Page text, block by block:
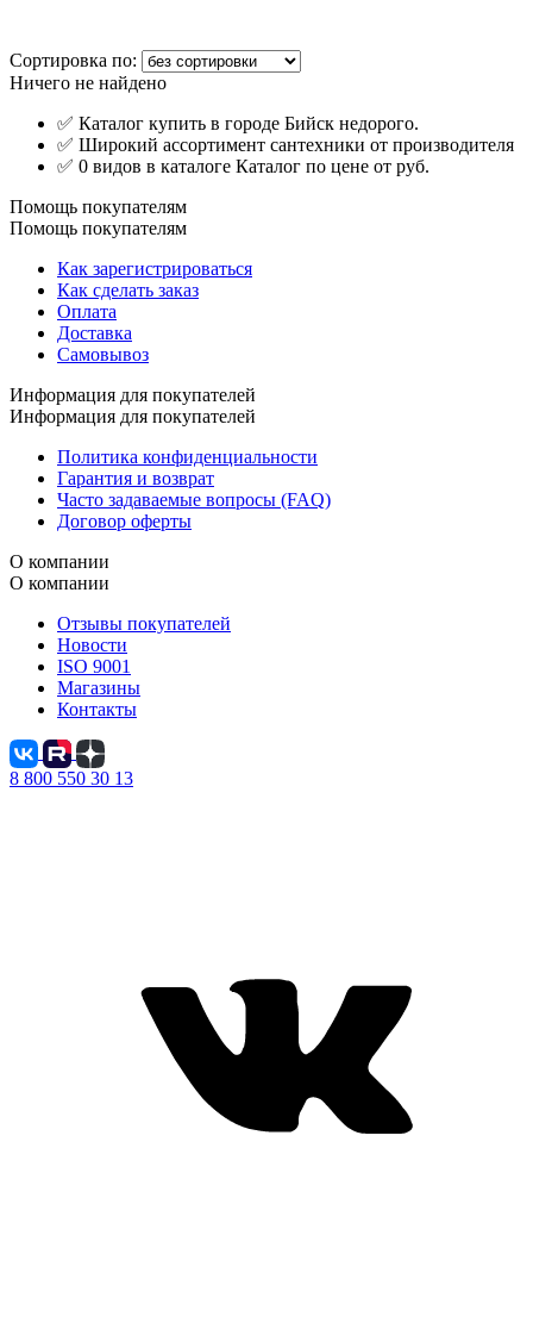
Сортировка по:
Ничего не найдено
✅ Каталог купить в городе Бийск недорого.
✅ Широкий ассортимент сантехники от производителя
✅ 0 видов в каталоге Каталог по цене от руб.
Помощь покупателям
Помощь покупателям
Как зарегистрироваться
Как сделать заказ
Оплата
Доставка
Самовывоз
Информация для покупателей
Информация для покупателей
Политика конфиденциальности
Гарантия и возврат
Часто задаваемые вопросы (FAQ)
Договор оферты
О компании
О компании
Отзывы покупателей
Новости
ISO 9001
Магазины
Контакты
8 800 550 30 13